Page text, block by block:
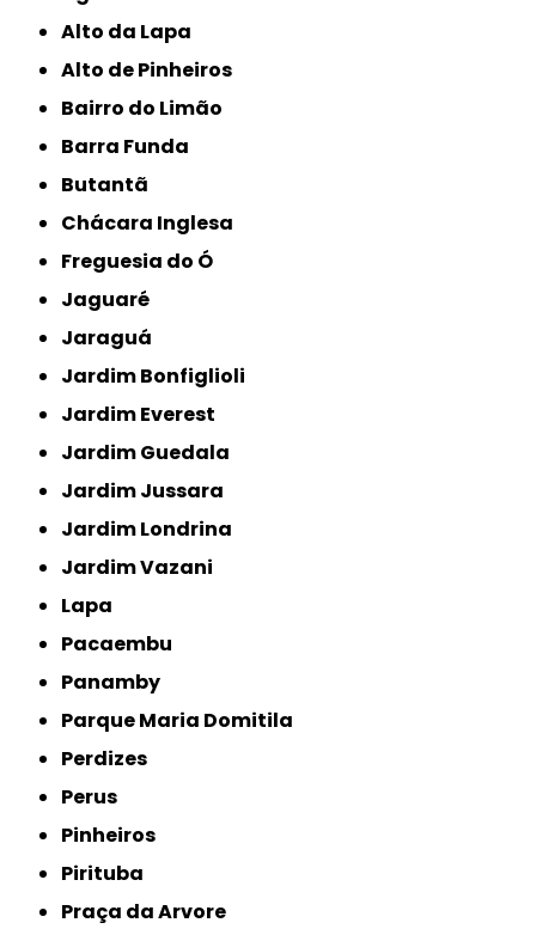
Alto da Lapa
Alto de Pinheiros
Bairro do Limão
Barra Funda
Butantã
Chácara Inglesa
Freguesia do Ó
Jaguaré
Jaraguá
Jardim Bonfiglioli
Jardim Everest
Jardim Guedala
Jardim Jussara
Jardim Londrina
Jardim Vazani
Lapa
Pacaembu
Panamby
Parque Maria Domitila
Perdizes
Perus
Pinheiros
Pirituba
Praça da Arvore